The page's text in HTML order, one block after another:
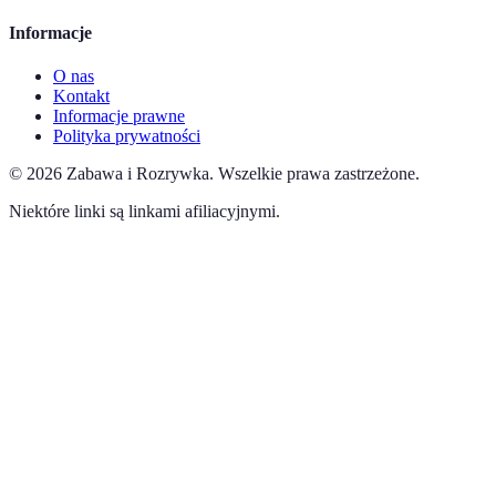
Informacje
O nas
Kontakt
Informacje prawne
Polityka prywatności
© 2026 Zabawa i Rozrywka. Wszelkie prawa zastrzeżone.
Niektóre linki są linkami afiliacyjnymi.